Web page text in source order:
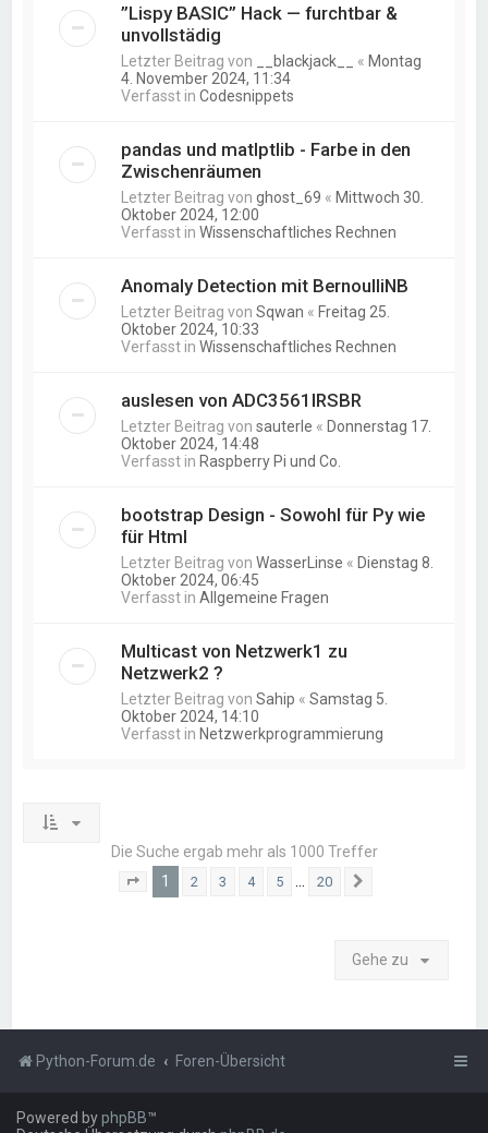
”Lispy BASIC” Hack — furchtbar &
unvollstädig
Letzter Beitrag von __blackjack__ « Montag
4. November 2024, 11:34
Verfasst inCodesnippets
pandas und matlptlib - Farbe in den
Zwischenräumen
Letzter Beitrag vonghost_69 « Mittwoch 30.
Oktober 2024, 12:00
Verfasst inWissenschaftliches Rechnen
Anomaly Detection mit BernoulliNB
Letzter Beitrag vonSqwan « Freitag 25.
Oktober 2024, 10:33
Verfasst inWissenschaftliches Rechnen
auslesen von ADC3561IRSBR
Letzter Beitrag vonsauterle « Donnerstag 17.
Oktober 2024, 14:48
Verfasst in Raspberry Pi und Co.
bootstrap Design - Sowohl für Py wie
für Html
Letzter Beitrag vonWasserLinse « Dienstag 8.
Oktober 2024, 06:45
Verfasst inAllgemeine Fragen
Multicast von Netzwerk1 zu
Netzwerk2 ?
Letzter Beitrag vonSahip «Samstag 5.
Oktober 2024, 14:10
Verfasst in Netzwerkprogrammierung
Die Suche ergab mehr als 1000 Treffer
Seite von 20
1 2 3 4 5 … 20
Gehe zu
Python-Forum.de Foren-Übersicht
Powered byphpBB™